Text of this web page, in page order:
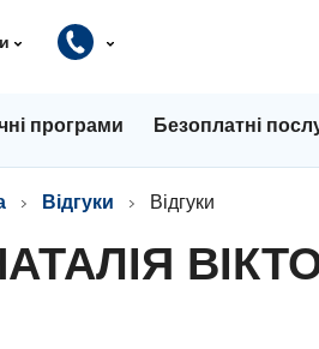
програми Безоплатні
Відгуки Відгуки